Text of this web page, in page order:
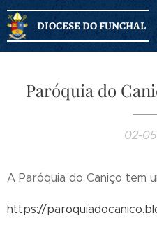
DIOCESE DO FUNCHAL
Paróquia do
02-
A Paróquia do Caniço tem
https://